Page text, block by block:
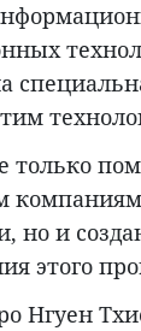
только
но и
этого
Нгуен